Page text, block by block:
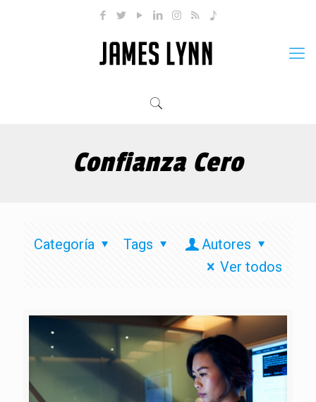
Confianza Cero
Categoría Tags
Autores
Ver todos